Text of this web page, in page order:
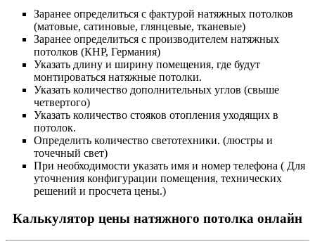
Заранее определиться с фактурой натяжных потолков
(матовые, сатиновые, глянцевые, тканевые)
Заранее определиться с производителем натяжных
потолков (КНР, Германия)
Указать длину и ширину помещения, где будут
монтироваться натяжные потолки.
Указать количество дополнительных углов (свыше
четвертого)
Указать количество стояков отопления уходящих в
потолок.
Определить количество светотехники. (люстры и
точечный свет)
При необходимости указать имя и номер телефона ( Для
уточнения конфигурации помещения, технических
решений и просчета цены.)
Калькулятор цены натяжного потолка онлайн